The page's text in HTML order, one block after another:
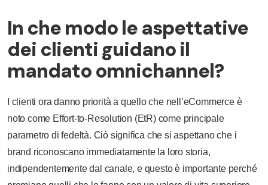
In che modo le aspettative
dei clienti guidano il
mandato omnichannel?
I clienti ora danno priorità a quello che nell’eCommerce è
noto come Effort-to-Resolution (EtR) come principale
parametro di fedeltà. Ciò significa che si aspettano che i
brand riconoscano immediatamente la loro storia,
indipendentemente dal canale, e questo è importante perché